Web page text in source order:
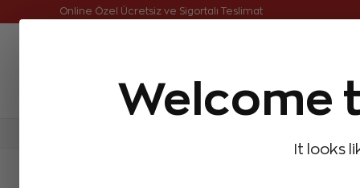
Welcome
It looks
Online Özel Ücretsiz ve Sigortalı Teslimat
Aynı Gün Kargo Çok Satanlar